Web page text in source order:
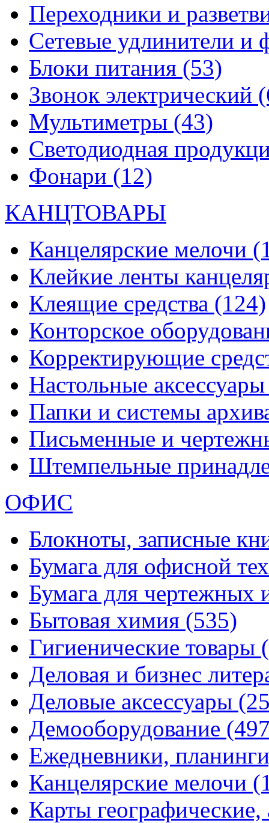
Переходники и
Сетевые удлинители и
Блоки питания (53)
Звонок электрический
Мультиметры (43)
Светодиодная
Фонари (12)
КАНЦТОВАРЫ
Канцелярские мелочи
Клейкие ленты
Клеящие средства (124)
Конторское
Корректирующие
Настольные
Папки и системы
Письменные и
Штемпельные
ОФИС
Блокноты, записные
Бумага для офисной
Бумага для чертежных
Бытовая химия (535)
Гигиенические товары
Деловая и бизнес
Деловые аксессуары
Демооборудование
Ежедневники,
Канцелярские мелочи
Карты